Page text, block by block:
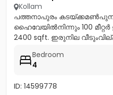
Kollam
പത്തനാപുരം
ഹൈവേയിൽനിന്നും 100
2400 sqft. ഇരുനില
Bedroom
4
ID: 14599778